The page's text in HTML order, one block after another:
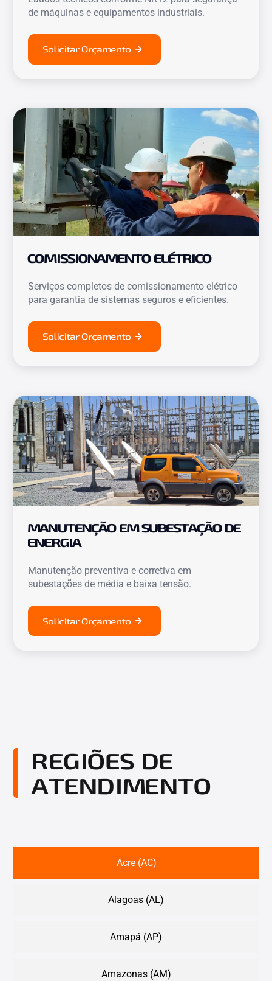
de máquinas e equipamentos industriais.
Solicitar Orçamento
COMISSIONAMENTO ELÉTRICO
Serviços completos de comissionamento elétrico
para garantia de sistemas seguros e eficientes.
Solicitar Orçamento
MANUTENÇÃO EM SUBESTAÇÃO DE
ENERGIA
Manutenção preventiva e corretiva em
subestações de média e baixa tensão.
Solicitar Orçamento
REGIÕES DE
ATENDIMENTO
Acre (AC)
Alagoas (AL)
Amapá (AP)
Amazonas (AM)